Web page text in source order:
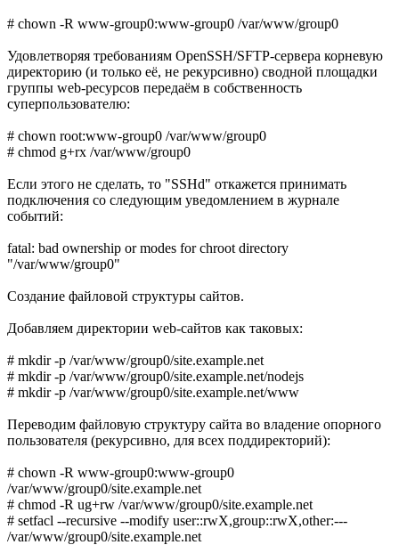
# chown -R www-group0:www-group0 /var/www/group0
Удовлетворяя требованиям OpenSSH/SFTP-сервера корневую
директорию (и только её, не рекурсивно) сводной площадки
группы web-ресурсов передаём в собственность
суперпользователю:
# chown root:www-group0 /var/www/group0
# chmod g+rx /var/www/group0
Если этого не сделать, то "SSHd" откажется принимать
подключения со следующим уведомлением в журнале
событий:
fatal: bad ownership or modes for chroot directory
"/var/www/group0"
Создание файловой структуры сайтов.
Добавляем директории web-сайтов как таковых:
# mkdir -p /var/www/group0/site.example.net
# mkdir -p /var/www/group0/site.example.net/nodejs
# mkdir -p /var/www/group0/site.example.net/www
Переводим файловую структуру сайта во владение опорного
пользователя (рекурсивно, для всех поддиректорий):
# chown -R www-group0:www-group0
/var/www/group0/site.example.net
# chmod -R ug+rw /var/www/group0/site.example.net
# setfacl --recursive --modify user::rwX,group::rwX,other:---
/var/www/group0/site.example.net